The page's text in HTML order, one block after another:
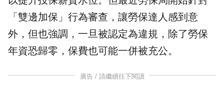
「 雙邊加保 」行為審查，讓勞保達人感到意
外，但也強調，一旦被認定為違規，除了勞保
年資恐歸零，保費也可能一併被充公。
廣告 / 請繼續往下閱讀